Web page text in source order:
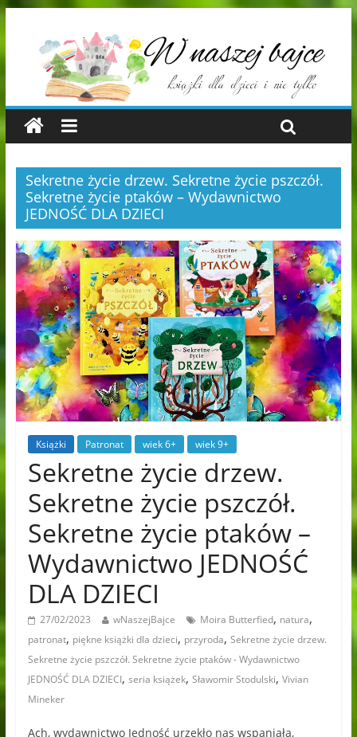
Sekretne życie drzew. Sekretne życie pszczół.
Sekretne życie ptaków – Wydawnictwo
JEDNOŚĆ DLA DZIECI
Książki Patronat wiek 6+ wiek 9+
Sekretne życie drzew.
Sekretne życie pszczół.
Sekretne życie ptaków –
Wydawnictwo JEDNOŚĆ
DLA DZIECI
27/02/2023 wNaszejBajce Moira Butterfied, natura,
patronat, piękne książki dla dzieci, przyroda, Sekretne życie drzew.
Sekretne życie pszczół. Sekretne życie ptaków - Wydawnictwo
JEDNOŚĆ DLA DZIECI, seria książek, Sławomir Stodulski, Vivian
Mineker
Ach, wydawnictwo Jedność urzekło nas wspaniałą,